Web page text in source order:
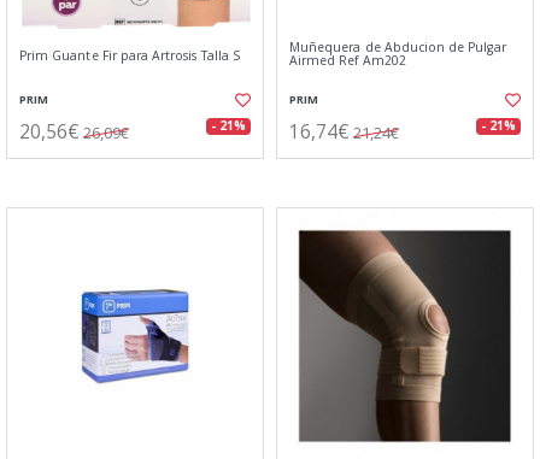
Prim Guante Fir para Artrosis Talla S
PRIM
20,56€ 26,09€ - 21%
Muñequera de Abducion de Pulgar
Airmed Ref Am202
PRIM
16,74€ 21,24€ - 21%